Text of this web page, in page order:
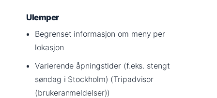
Ulemper
Begrenset informasjon om meny per
lokasjon
Varierende åpningstider (f.eks. stengt
søndag i Stockholm) (Tripadvisor
(brukeranmeldelser))